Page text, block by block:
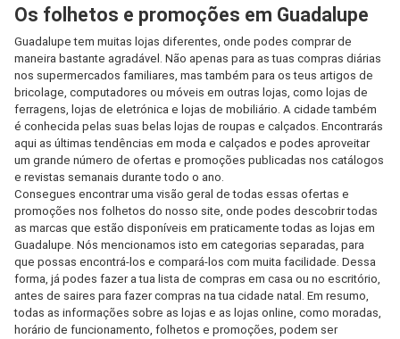
Os folhetos e promoções em Guadalupe
Guadalupe tem muitas lojas diferentes, onde podes comprar de
maneira bastante agradável. Não apenas para as tuas compras diárias
nos supermercados familiares, mas também para os teus artigos de
bricolage, computadores ou móveis em outras lojas, como lojas de
ferragens, lojas de eletrónica e lojas de mobiliário. A cidade também
é conhecida pelas suas belas lojas de roupas e calçados. Encontrarás
aqui as últimas tendências em moda e calçados e podes aproveitar
um grande número de ofertas e promoções publicadas nos catálogos
e revistas semanais durante todo o ano.
Consegues encontrar uma visão geral de todas essas ofertas e
promoções nos folhetos do nosso site, onde podes descobrir todas
as marcas que estão disponíveis em praticamente todas as lojas em
Guadalupe. Nós mencionamos isto em categorias separadas, para
que possas encontrá-los e compará-los com muita facilidade. Dessa
forma, já podes fazer a tua lista de compras em casa ou no escritório,
antes de saires para fazer compras na tua cidade natal. Em resumo,
todas as informações sobre as lojas e as lojas online, como moradas,
horário de funcionamento, folhetos e promoções, podem ser